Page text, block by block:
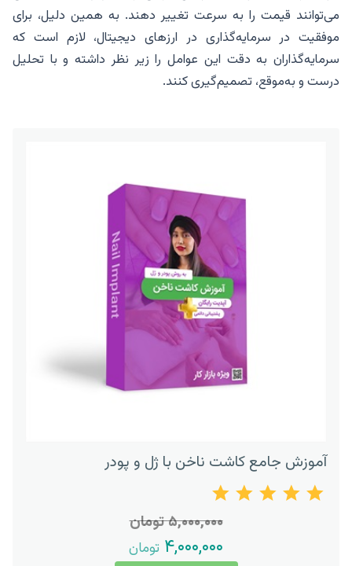
می‌توانند قیمت را به سرعت تغییر دهند. به همین دلیل، برای
موفقیت در سرمایه‌گذاری در ارزهای دیجیتال، لازم است که
سرمایه‌گذاران به دقت این عوامل را زیر نظر داشته و با تحلیل
درست و به‌موقع، تصمیم‌گیری کنند.
آموزش جامع کاشت ناخن با ژل و پودر
۵,۰۰۰,۰۰۰ تومان
۴,۰۰۰,۰۰۰ تومان